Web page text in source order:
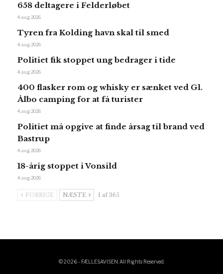
658 deltagere i Felderløbet
4. aug 2026
Tyren fra Kolding havn skal til smed
4. aug 2026
Politiet fik stoppet ung bedrager i tide
4. aug 2026
400 flasker rom og whisky er sænket ved Gl.
Ålbo camping for at få turister
4. aug 2026
Politiet må opgive at finde årsag til brand ved
Bastrup
4. aug 2026
18-årig stoppet i Vonsild
4. aug 2026
FORRIGE NÆSTE 1 af 365
© 2026 - FÆLLESAVISEN. All Rights Reserved.